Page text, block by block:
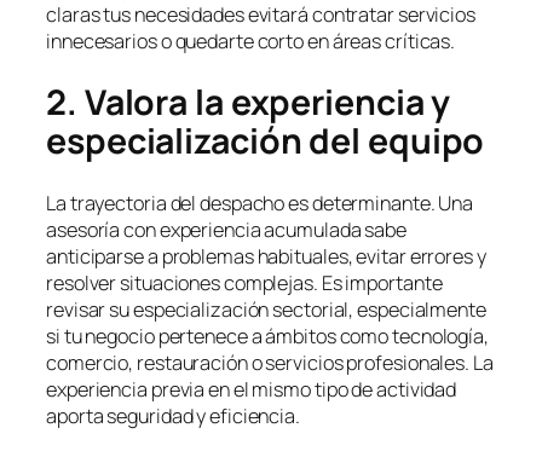
claras tus necesidades evitará contratar servicios
innecesarios o quedarte corto en áreas críticas.
2. Valora la experiencia y
especialización del equipo
La trayectoria del despacho es determinante. Una
asesoría con experiencia acumulada sabe
anticiparse a problemas habituales, evitar errores y
resolver situaciones complejas. Es importante
revisar su especialización sectorial, especialmente
si tu negocio pertenece a ámbitos como tecnología,
comercio, restauración o servicios profesionales. La
experiencia previa en el mismo tipo de actividad
aporta seguridad y eficiencia.